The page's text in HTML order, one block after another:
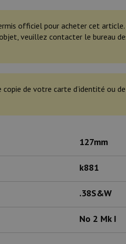
officiel pour acheter cet
veuillez contacter le bureau
copie de votre carte d’identité ou
127mm
k881
.38S&W
No 2 Mk I